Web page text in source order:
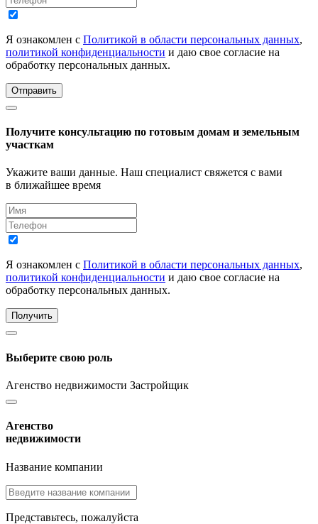
Я ознакомлен с Политикой в области персональных данных,
политикой конфиденциальности и даю свое согласие на
обработку персональных данных.
Отправить
Получите консультацию по готовым домам и земельным
участкам
Укажите ваши данные. Наш специалист свяжется с вами
в ближайшее время
Я ознакомлен с Политикой в области персональных данных,
политикой конфиденциальности и даю свое согласие на
обработку персональных данных.
Получить
Выберите свою роль
Агенство недвижимости Застройщик
Агенство
недвижимости
Название компании
Представьтесь, пожалуйста